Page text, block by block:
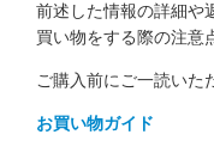
前述した情報の詳細や
買い物をする際の注意
ご購入前にご一読いた
お買い物ガイド